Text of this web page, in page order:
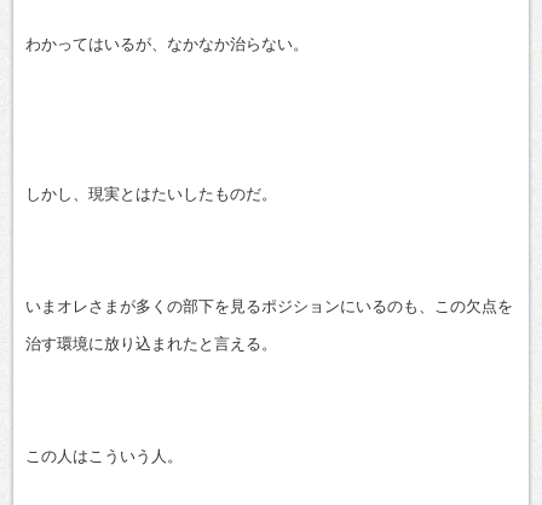
わかってはいるが、なかなか治らない。
しかし、現実とはたいしたものだ。
いまオレさまが多くの部下を見るポジションにいるのも、この欠点を
治す環境に放り込まれたと言える。
この人はこういう人。